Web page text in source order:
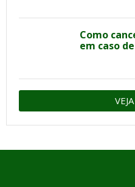
Como
em caso